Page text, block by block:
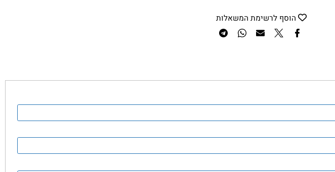
אסף פרי צילום יחצ
הוסף לרשימת המשאלות